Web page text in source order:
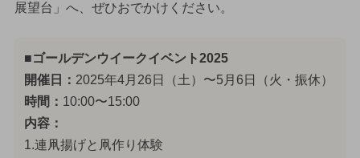
展望台」へ、ぜひおでかけください。
■ゴールデンウイークイベント2025
開催日： 2025年4月26日（土）〜5月6日（火・振休）
時間： 10:00〜15:00
内容：
1.連凧揚げと凧作り体験